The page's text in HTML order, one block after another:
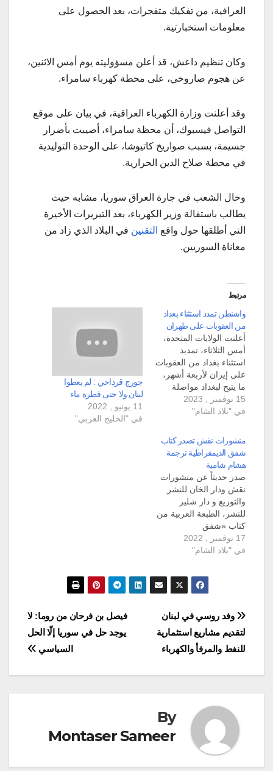
العرافية، من تفكيك متفجرات، بعد الحصول على
معلومات استخبارتية.
وكان تنظيم داعش، قد أعلن مسؤوليته يوم أمس الاثنين،
عن هجوم صاروخي، على محطة كهرباء سامراء.
وقد أعلنت وزارة الكهرباء العراقية، في بيان على موقع
التواصل فيسبوك، أن محظة سامراء، أصيبت بأضرار
جسيمة، بسبب صواريخ كاتيوشا، على الوحدة التوليدية
في محطة صلاح الدين الحرارية.
وحال الشعب في جارة العراق سوريا، مشابه حيث
يطالب باستقالة وزير الكهرباء، بعد التبريرات الأخيرة
التي أطلقها حول واقع التقنين في البلاد الذي زاد من
معاناة السوريين.
مرتبط
واشنطن تمدد استثناء بغداد
من العقوبات على طهران
أعلنت الولايات المتحدة،
أمس الثلاثاء، تمديد
استثناء بغداد من العقوبات
على إيران لأربعة أشهر،
ما يتيح لبغداد مواصلة
استيراد الطاقة من إيران.
وبموجب هذا الاستثناء،
استخدام أمواله الخاصة
لدفع تكاليف استيراد
الكهرباء من إيران، والتي
سيتم إيداعها في حسابات
إيرانية مقيدة في العراق.
لن تتمكن إيران من…
15 نوفمبر , 2023
في "بلاد الشام"
جورج قرداحي : لم يعطوا
لبنان ولا حتى قطرة ماء
11 يونيو , 2022
في "الخليج العربي"
منشورات نقش تصدر كتاب
شفق الديمقراطية ترجمة
هشام شامية
صدر حديثاً عن منشورات
نقش ودار الخان للنشر
والتوزيع و دار شلير
للنشر، الطبعة العربية من
كتاب «شفق
الديمقراطية» للصحفية
والمؤرخة الأمريكية آن
شامية. وصُنّفَتْ آن أبلباوم
"Anne Applebaum" من
من مجلة فورين بوليسي
الأمريكيَّة في لندن، وحاز
عملها في التاريخ
الحديث…
17 نوفمبر , 2022
في "بلاد الشام"
تصفّح
المقالات
فيصل بن فرحان من روما: لا
يوجد حل في سوريا إلّا الحل
السياسي
وفد روسي في لبنان
لتقديم مشاريع استثمارية
للنفط والمرفأ والكهرباء
By
Montaser Sameer